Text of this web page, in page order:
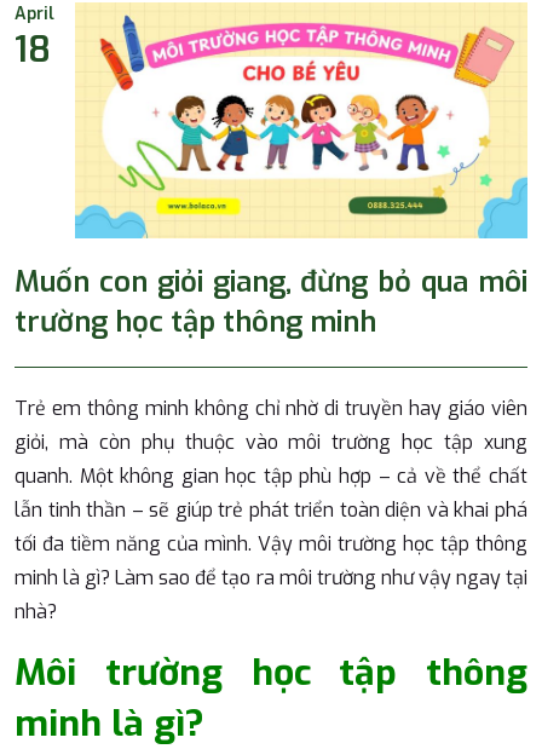
April
18
Muốn con giỏi giang, đừng bỏ qua môi
trường học tập thông minh
Trẻ em thông minh không chỉ nhờ di truyền hay giáo viên
giỏi, mà còn phụ thuộc vào môi trường học tập xung
quanh. Một không gian học tập phù hợp – cả về thể chất
lẫn tinh thần – sẽ giúp trẻ phát triển toàn diện và khai phá
tối đa tiềm năng của mình. Vậy môi trường học tập thông
minh là gì? Làm sao để tạo ra môi trường như vậy ngay tại
nhà?
Môi trường học tập thông
minh là gì?